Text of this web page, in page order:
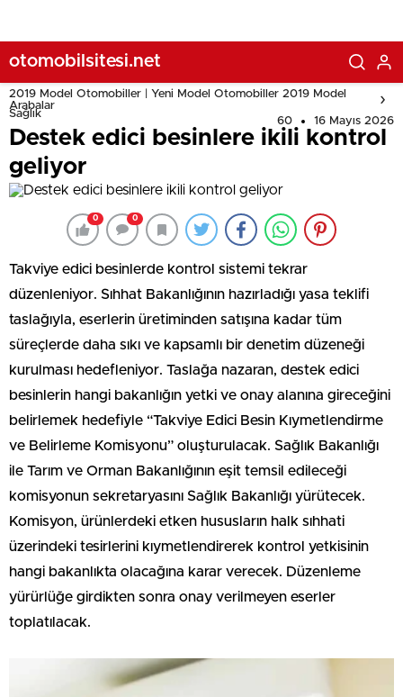
otomobilsitesi.net
2019 Model Otomobiller | Yeni Model Otomobiller 2019 Model
Arabalar
Sağlık
60 16 Mayıs 2026
Destek edici besinlere ikili kontrol
geliyor
0 0
Takviye edici besinlerde kontrol sistemi tekrar
düzenleniyor. Sıhhat Bakanlığının hazırladığı yasa teklifi
taslağıyla, eserlerin üretiminden satışına kadar tüm
süreçlerde daha sıkı ve kapsamlı bir denetim düzeneği
kurulması hedefleniyor. Taslağa nazaran, destek edici
besinlerin hangi bakanlığın yetki ve onay alanına gireceğini
belirlemek hedefiyle “Takviye Edici Besin Kıymetlendirme
ve Belirleme Komisyonu” oluşturulacak. Sağlık Bakanlığı
ile Tarım ve Orman Bakanlığının eşit temsil edileceği
komisyonun sekretaryasını Sağlık Bakanlığı yürütecek.
Komisyon, ürünlerdeki etken hususların halk sıhhati
üzerindeki tesirlerini kıymetlendirerek kontrol yetkisinin
hangi bakanlıkta olacağına karar verecek. Düzenleme
yürürlüğe girdikten sonra onay verilmeyen eserler
toplatılacak.